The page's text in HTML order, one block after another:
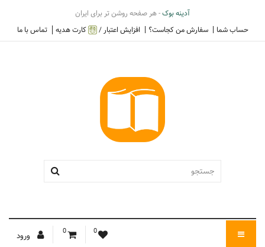
آدینه بوک- هر صفحه روشن تر برای ایران
حساب شما
سفارش من کجاست؟ افزایش اعتبار / کارت هدیه تماس با ما
0
0 ورود